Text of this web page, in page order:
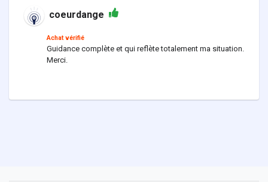
coeurdange
Achat vérifié
Guidance complète et qui reflète totalement ma situation.
Merci.